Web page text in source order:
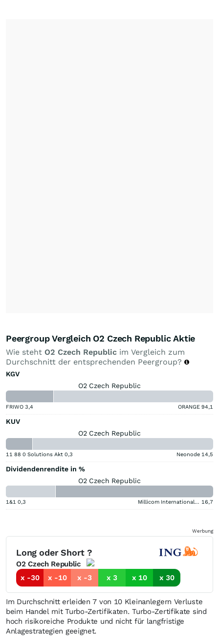
Peergroup Vergleich O2 Czech Republic Aktie
Wie steht O2 Czech Republic im Vergleich zum
Durchschnitt der entsprechenden Peergroup?
KGV
O2 Czech Republic
FRIWO 3,4 ORANGE 94,1
KUV
O2 Czech Republic
11 88 0 Solutions Akt 0,3 Neonode 14,5
Dividendenrendite in %
O2 Czech Republic
1&1 0,3 Millicom International Cellular 16,7
Werbung
Long oder Short ?
O2 Czech Republic
x -30
x -10 x -3 x 3 x 10 x 30
Im Durchschnitt erleiden 7 von 10 Kleinanlegern Verluste
beim Handel mit Turbo-Zertifikaten. Turbo-Zertifikate sind
hoch risikoreiche Produkte und nicht für langfristige
Anlagestrategien geeignet.